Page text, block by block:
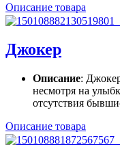
Описание товара
Джокер
Описание:
несмотря на
отсутствия
Описание товара